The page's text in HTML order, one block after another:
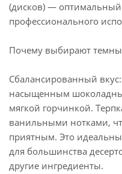
(дисков) —
профессионального
Почему выбирают
Сбалансированный
насыщенным
мягкой горчинкой.
ванильными нотками,
приятным. Это
для большинства
другие ингредиенты.